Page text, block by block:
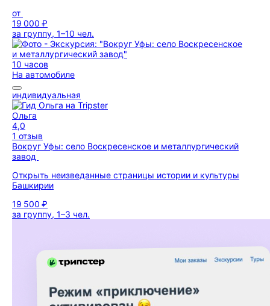
от
19 000 ₽
за группу, 1–10 чел.
10 часов
На автомобиле
индивидуальная
Ольга
4,0
1 отзыв
Вокруг Уфы: село Воскресенское и металлургический
завод
Открыть неизведанные страницы истории и культуры
Башкирии
19 500 ₽
за группу, 1–3 чел.